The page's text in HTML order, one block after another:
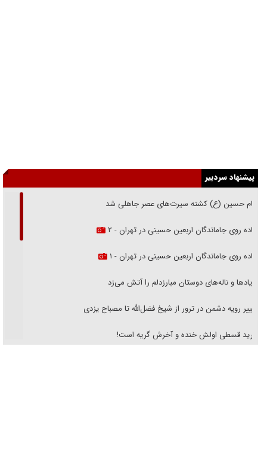
پیشنهاد سردبیر
امام حسین (ع) کشته سیرت‌های عصر جاهلی شد
پیاده روی جاماندگان اربعین حسینی در تهران - ۲
پیاده روی جاماندگان اربعین حسینی در تهران - ۱
فریاد‌ها و ناله‌های دوستان مبارزدلم را آتش می‌زد
تغییر رویه دشمن در ترور از شیخ فضل‌الله تا مصباح یزدی
خرید قسطی اولش خنده و آخرش گریه است!